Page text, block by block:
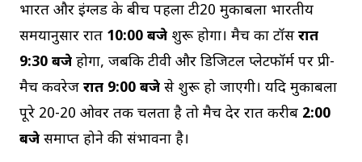
भारत और इंग्लैंड के बीच पहला टी20 मुकाबला भारतीय
समयानुसार रात 10:00 बजे शुरू होगा। मैच का टॉसरात
9:30 बजे होगा, जबकि टीवी और डिजिटल प्लेटफॉर्म पर प्री-
मैच कवरेज रात 9:00 बजे से शुरू हो जाएगी। यदि मुकाबला
पूरे 20-20 ओवर तक चलता है तो मैच देर रात करीब 2:00
बजे समाप्त होने की संभावना है।